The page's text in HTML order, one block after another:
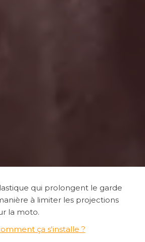
qui prolongent le garde
à limiter les projections
la moto.
ça s'installe ?